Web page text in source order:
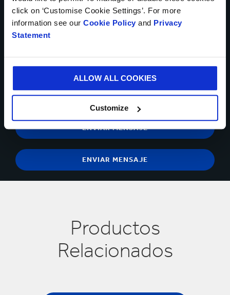
click on ‘Customise Cookie Settings’. For more
information see our Cookie Policy and Privacy
Statement
ALLOW ALL COOKIES
Customize
Sí, deseo recibir información actualizada de Smurfit
Kappa y acepto el contenido de ladeclaración de privacidad.
Tiene el derecho de objetar, en cualquier momento, sobre el
procesamiento y tratamiento de sus datos personales para
propósitos de mercadeo directocontactándonos.
Productos
Relacionados